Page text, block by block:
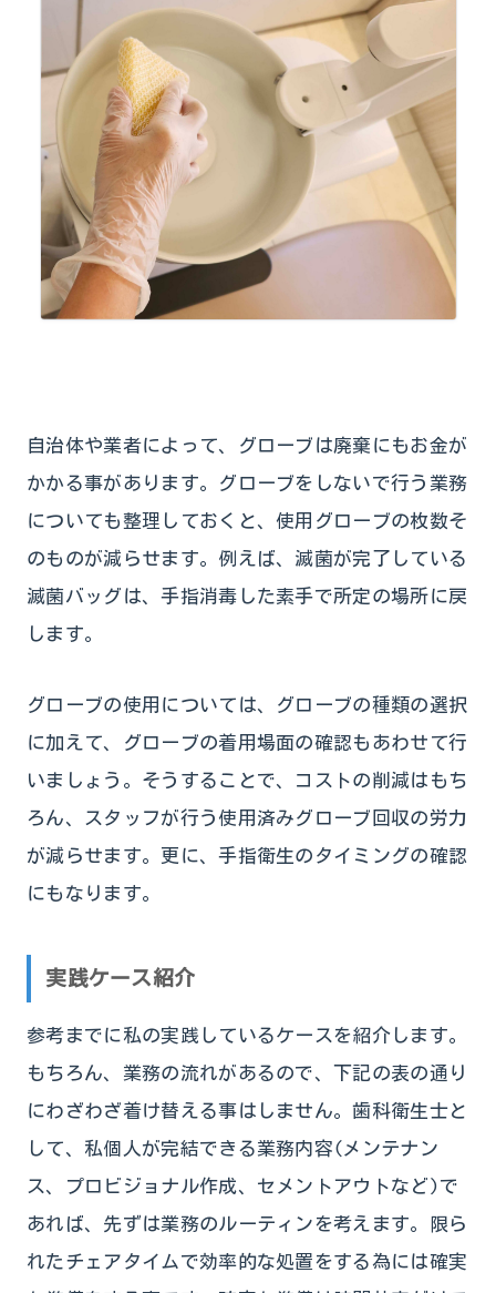
自治体や業者によって、グローブは廃棄にもお金が
かかる事があります。グローブをしないで行う業務
についても整理しておくと、使用グローブの枚数そ
のものが減らせます。例えば、滅菌が完了している
滅菌バッグは、手指消毒した素手で所定の場所に戻
します。
グローブの使用については、グローブの種類の選択
に加えて、グローブの着用場面の確認もあわせて行
いましょう。そうすることで、コストの削減はもち
ろん、スタッフが行う使用済みグローブ回収の労力
が減らせます。更に、手指衛生のタイミングの確認
にもなります。
実践ケース紹介
参考までに私の実践しているケースを紹介します。
もちろん、業務の流れがあるので、下記の表の通り
にわざわざ着け替える事はしません。歯科衛生士と
して、私個人が完結できる業務内容(メンテナン
ス、プロビジョナル作成、セメントアウトなど)で
あれば、先ずは業務のルーティンを考えます。限ら
れたチェアタイムで効率的な処置をする為には確実